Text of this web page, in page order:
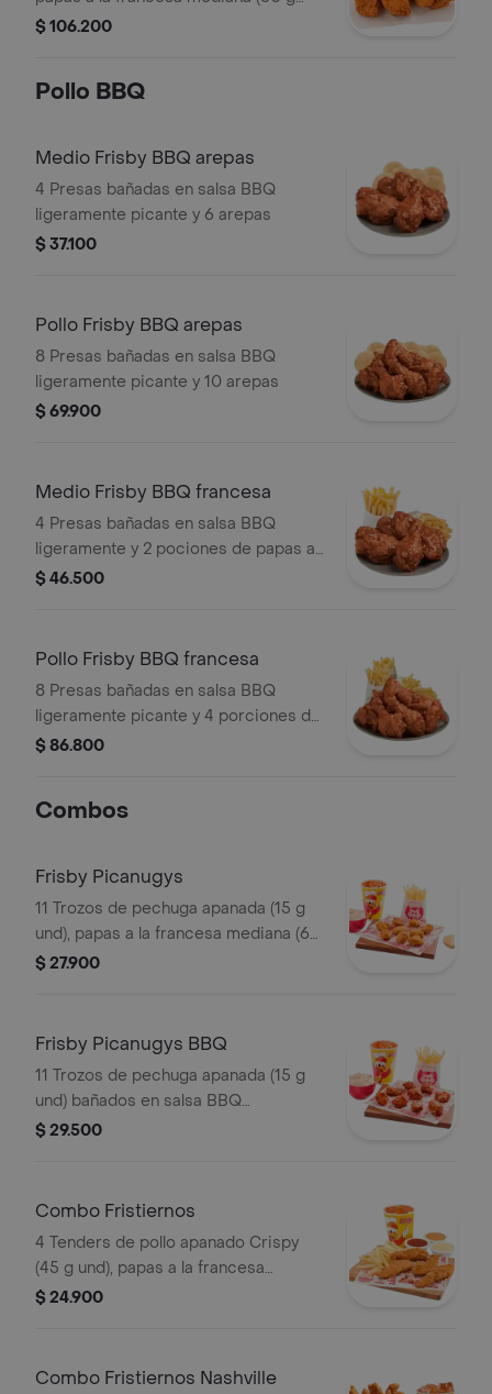
und)
$ 106.200
Pollo BBQ
Medio Frisby BBQ arepas
4 Presas bañadas en salsa BBQ
ligeramente picante y 6 arepas
$ 37.100
Pollo Frisby BBQ arepas
8 Presas bañadas en salsa BBQ
ligeramente picante y 10 arepas
$ 69.900
Medio Frisby BBQ francesa
4 Presas bañadas en salsa BBQ
ligeramente y 2 pociones de papas a
la francesa mediana (60 g und)
$ 46.500
Pollo Frisby BBQ francesa
8 Presas bañadas en salsa BBQ
ligeramente picante y 4 porciones de
papas a la francesa mediana (60 g
$ 86.800
Combos
Frisby Picanugys
11 Trozos de pechuga apanada (15 g
und), papas a la francesa mediana (60
g), ensalada de repollo personal (145
$ 27.900
Frisby Picanugys BBQ
11 Trozos de pechuga apanada (15 g
und) bañados en salsa BBQ
ligeramente picante, papas a la
(325 ml)
$ 29.500
Combo Fristiernos
4 Tenders de pollo apanado Crispy
(45 g und), papas a la francesa
mediana (60 g) y gaseosa (325 ml)
$ 24.900
Combo Fristiernos Nashville